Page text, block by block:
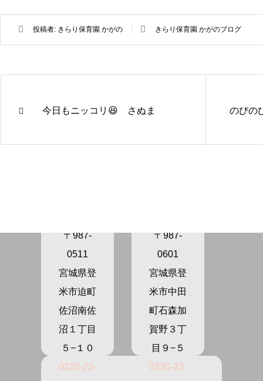
投稿者: きらり保育園 かがの きらり保育園 かがのブログ
今日もニッコリ😆 さぬま のびの
〒987-
0511
宮城県登
米市迫町
佐沼南佐
沼１丁目
５−１０
0220-23-
〒987-
0601
宮城県登
米市中田
町石森加
賀野３丁
目９−５
0220-23-